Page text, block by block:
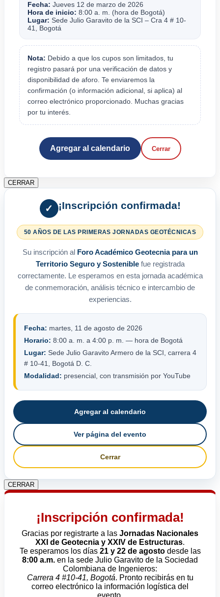
Fecha: Jueves 12 de marzo de 2026
Hora de inicio: 8:00 a. m. (hora de Bogotá)
Lugar: Sede Julio Garavito de la SCI – Cra 4 # 10-
41, Bogotá
Nota: Debido a que los cupos son limitados, tu
registro pasará por una verificación de datos y
disponibilidad de aforo. Te enviaremos la
confirmación (o información adicional, si aplica) al
correo electrónico proporcionado. Muchas gracias
por tu interés.
Agregar al calendario Cerrar
CERRAR
✓ ¡Inscripción confirmada!
50 AÑOS DE LAS PRIMERAS JORNADAS GEOTÉCNICAS
Su inscripción al Foro Académico Geotecnia para un
Territorio Seguro y Sosteniblefue registrada
correctamente. Le esperamos en esta jornada académica
de conmemoración, análisis técnico e intercambio de
experiencias.
Fecha: martes, 11 de agosto de 2026
Horario: 8:00 a. m. a 4:00 p. m. — hora de Bogotá
Lugar: Sede Julio Garavito Armero de la SCI, carrera 4
# 10-41, Bogotá D. C.
Modalidad: presencial, con transmisión por YouTube
Agregar al calendario
Ver página del evento
Cerrar
CERRAR
¡Inscripción confirmada!
Gracias por registrarte a las Jornadas Nacionales
XXI de Geotecnia y XXIV de Estructuras.
Te esperamos los días 21 y 22 de agostodesde las
8:00 a.m. en la sede Julio Garavito de la Sociedad
Colombiana de Ingenieros:
Carrera 4 #10-41, Bogotá. Pronto recibirás en tu
correo electrónico la información logística del